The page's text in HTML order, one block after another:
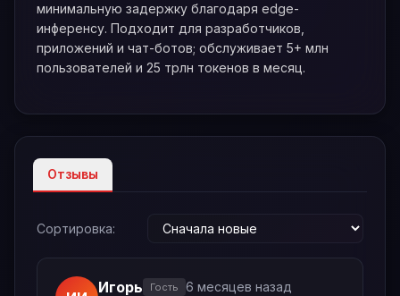
минимальную задержку благодаря edge-
инференсу. Подходит для разработчиков,
приложений и чат-ботов; обслуживает 5+ млн
пользователей и 25 трлн токенов в месяц.
Отзывы
Сортировка:
Игорь Гость 6 месяцев назад